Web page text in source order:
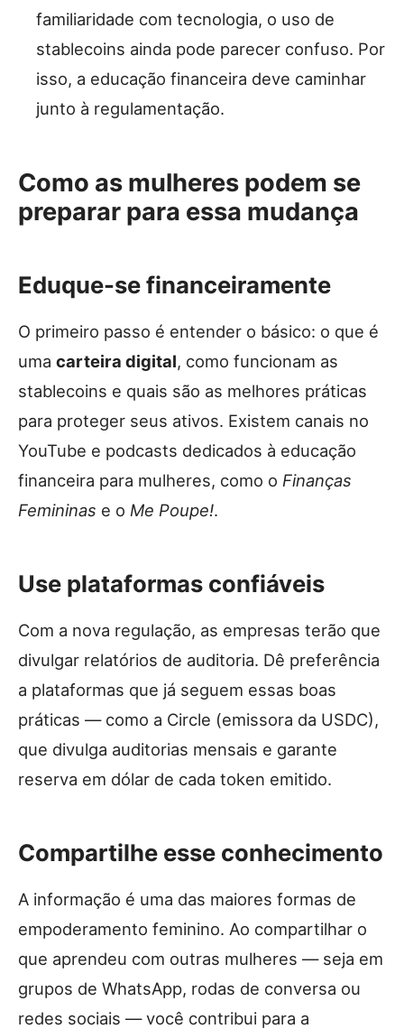
familiaridade com tecnologia, o uso de
stablecoins ainda pode parecer confuso. Por
isso, a educação financeira deve caminhar
junto à regulamentação.
Como as mulheres podem se
preparar para essa mudança
Eduque-se financeiramente
O primeiro passo é entender o básico: o que é
uma carteira digital, como funcionam as
stablecoins e quais são as melhores práticas
para proteger seus ativos. Existem canais no
YouTube e podcasts dedicados à educação
financeira para mulheres, como o Finanças
Femininas e o Me Poupe!.
Use plataformas confiáveis
Com a nova regulação, as empresas terão que
divulgar relatórios de auditoria. Dê preferência
a plataformas que já seguem essas boas
práticas — como a Circle (emissora da USDC),
que divulga auditorias mensais e garante
reserva em dólar de cada token emitido.
Compartilhe esse conhecimento
A informação é uma das maiores formas de
empoderamento feminino. Ao compartilhar o
que aprendeu com outras mulheres — seja em
grupos de WhatsApp, rodas de conversa ou
redes sociais — você contribui para a